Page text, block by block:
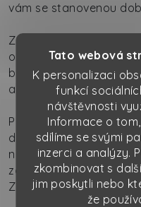
Tato webová
K personalizaci
funkcí
návštěvnosti
Informace o
sdílíme se svými
inzerci a analýzy.
zkombinovat s
jim poskytli nebo
že
vám se stanovenou
Zařídíme pro vás
odpadářské firmy na
bude bezpečně a
ale hlavně ovaše
Pokud by se událo
dobře kdyby se přece
na naší straně, jsme
zákazníkům formou
ZDARMA!